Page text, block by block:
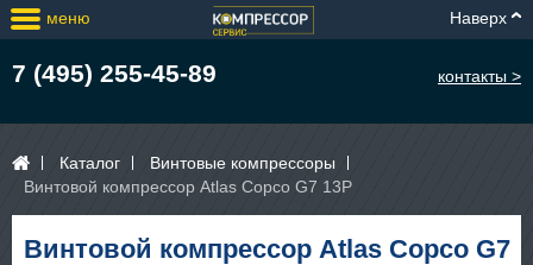
меню Наверх
7 (495) 255-45-89 контакты >
Каталог
Винтовые компрессоры
Винтовой компрессор Atlas Copco G7 13P
Винтовой компрессор Atlas Copco G7